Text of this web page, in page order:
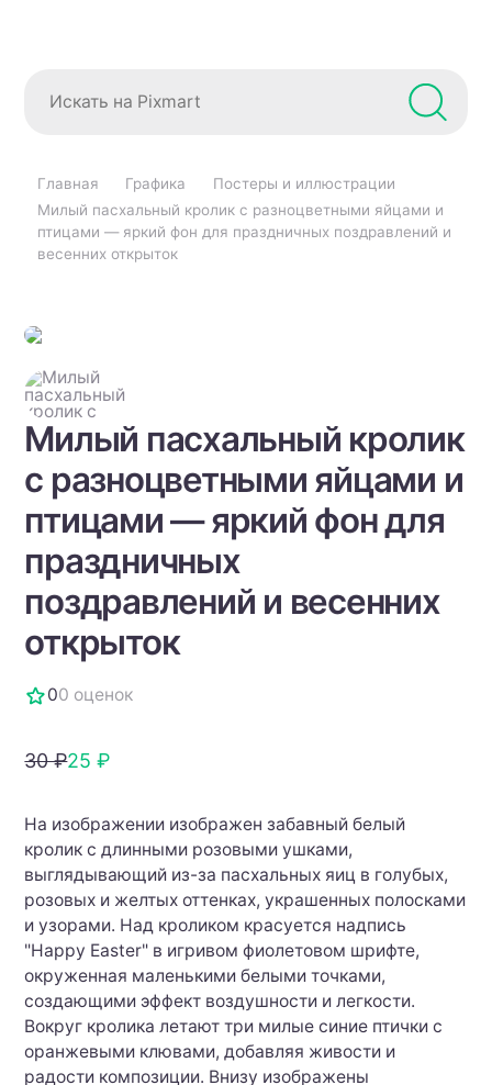
Главная Графика
Постеры и иллюстрации
Милый пасхальный кролик с разноцветными яйцами и
птицами — яркий фон для праздничных поздравлений и
весенних открыток
Милый пасхальный кролик
с разноцветными яйцами и
птицами — яркий фон для
праздничных
поздравлений и весенних
открыток
00 оценок
30 ₽25 ₽
На изображении изображен забавный белый
кролик с длинными розовыми ушками,
выглядывающий из-за пасхальных яиц в голубых,
розовых и желтых оттенках, украшенных полосками
и узорами. Над кроликом красуется надпись
"Happy Easter" в игривом фиолетовом шрифте,
окруженная маленькими белыми точками,
создающими эффект воздушности и легкости.
Вокруг кролика летают три милые синие птички с
оранжевыми клювами, добавляя живости и
радости композиции. Внизу изображены